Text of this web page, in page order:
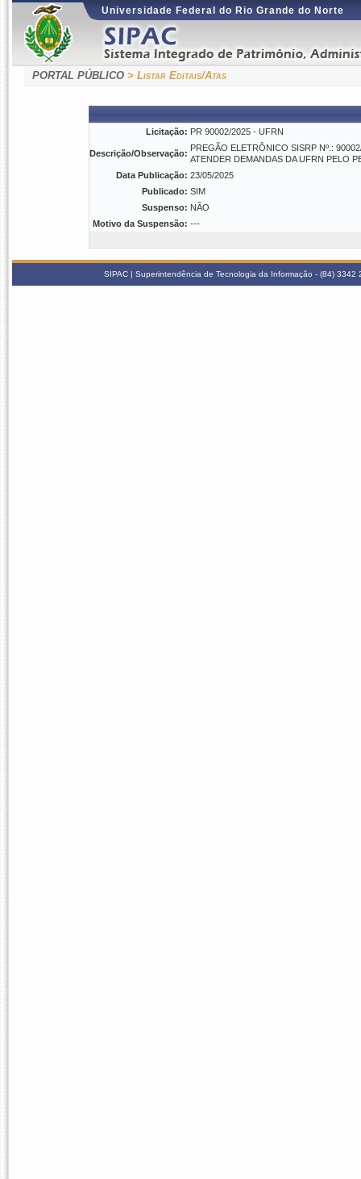
Universidade Federal do Rio Grande do Norte
PORTAL PÚBLICO > Listar Editais/Atas
Licitação: PR 90002/2025 - UFRN
Descrição/Observação:
PREGÃO ELETRÔNICO SISRP Nº.:
ATENDER DEMANDAS DA UFRN PELO
Data Publicação: 23/05/2025
Publicado: SIM
Suspenso: NÃO
Motivo da Suspensão: ---
SIPAC | Superintendência de Tecnologia da Informação - (84)